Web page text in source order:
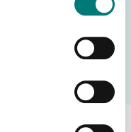
this product? Then fill